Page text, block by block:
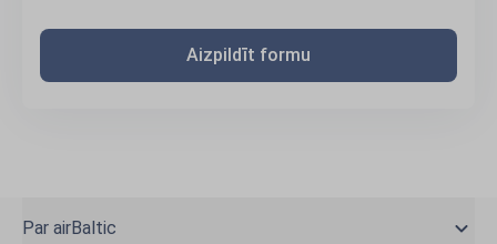
Aizpildīt formu
Par airBaltic